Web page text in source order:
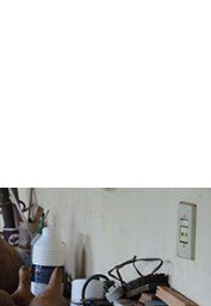
de Projeto com